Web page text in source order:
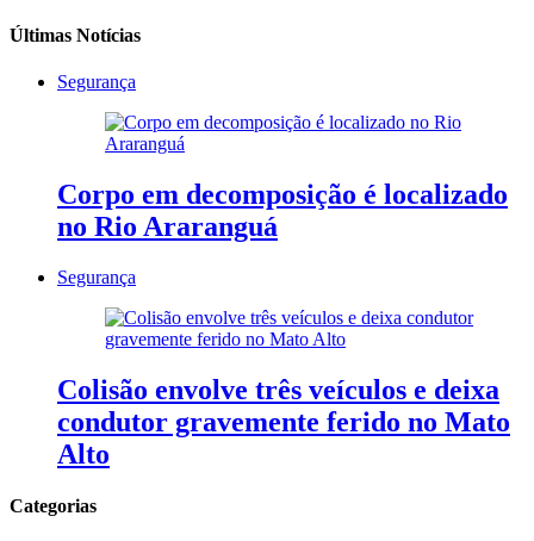
Últimas Notícias
Segurança
Corpo em decomposição é localizado
no Rio Araranguá
Segurança
Colisão envolve três veículos e deixa
condutor gravemente ferido no Mato
Alto
Categorias